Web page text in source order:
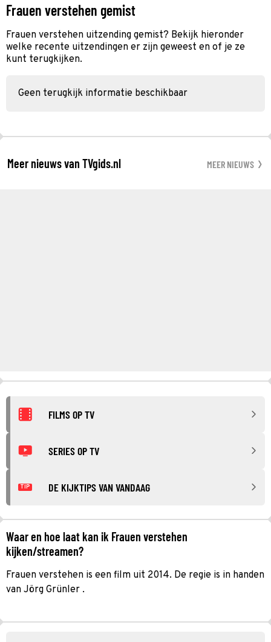
Frauen verstehen gemist
Frauen verstehen uitzending gemist? Bekijk hieronder
welke recente uitzendingen er zijn geweest en of je ze
kunt terugkijken.
Geen terugkijk informatie beschikbaar
Meer nieuws van TVgids.nl MEER NIEUWS
FILMS OP TV
SERIES OP TV
TIP DE KIJKTIPS VAN VANDAAG
Waar en hoe laat kan ik Frauen verstehen
kijken/streamen?
Frauen verstehen is een film uit 2014. De regie is in handen
van Jörg Grünler .